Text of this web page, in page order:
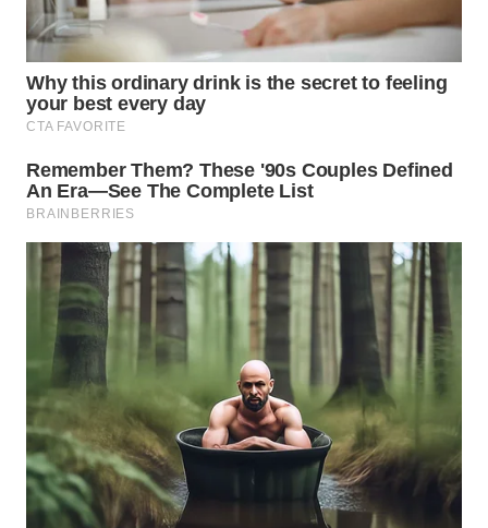
KALTIM
WN
SULSEL
GORONTALO
SULUT
WN
MALUKU
WN
MALUT
WN
DAIRI